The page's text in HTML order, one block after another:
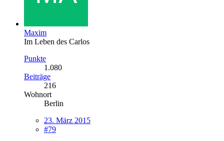
Maxim
Im Leben des Carlos
Punkte
1.080
Beiträge
216
Wohnort
Berlin
23. März 2015
#79